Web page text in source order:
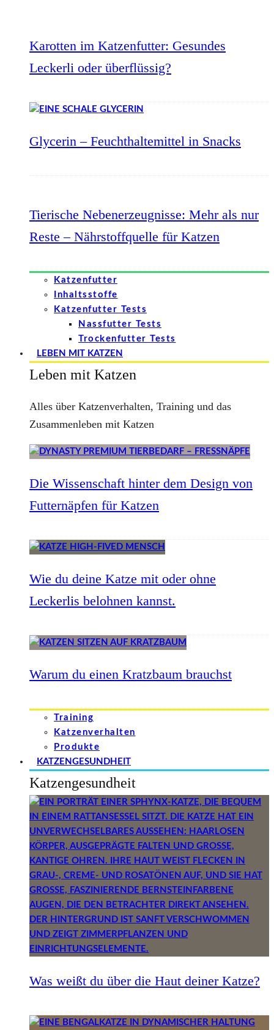
Karotten im Katzenfutter: Gesundes
Leckerli oder überflüssig?
Glycerin – Feuchthaltemittel in Snacks
Tierische Nebenerzeugnisse: Mehr als nur
Reste – Nährstoffquelle für Katzen
Katzenfutter
Inhaltsstoffe
Katzenfutter Tests
Nassfutter Tests
Trockenfutter Tests
LEBEN MIT KATZEN
Leben mit Katzen
Alles über Katzenverhalten, Training und das
Zusammenleben mit Katzen
Die Wissenschaft hinter dem Design von
Futternäpfen für Katzen
Wie du deine Katze mit oder ohne
Leckerlis belohnen kannst.
Warum du einen Kratzbaum brauchst
Training
Katzenverhalten
Produkte
KATZENGESUNDHEIT
Katzengesundheit
Was weißt du über die Haut deiner Katze?